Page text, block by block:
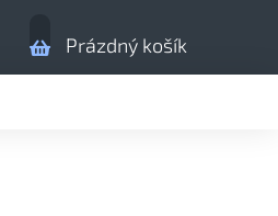
Nákupní
košík
Prázdný košík